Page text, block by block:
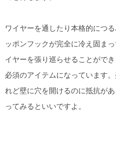
ワイヤーを通したり本格的につ
ッポンフックが完全に冷え固ま
イヤーを張り巡らせることがで
必須のアイテムになっています
れど壁に穴を開けるのに抵抗が
ってみるといいですよ。